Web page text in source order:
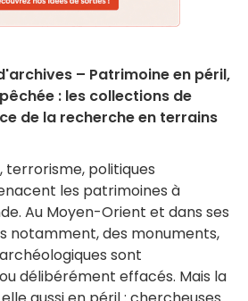
– Patrimoine en péril,
: les collections de
de la recherche en terrains
terrorisme, politiques
les patrimoines à
Au Moyen-Orient et dans ses
notamment, des monuments,
sont
délibérément effacés. Mais la